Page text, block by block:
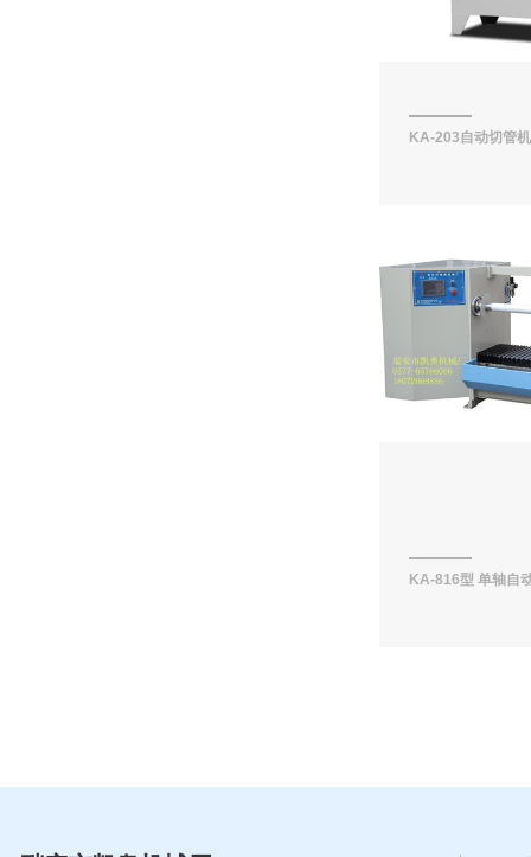
KA-203自动切管机
KA-816型 单轴自